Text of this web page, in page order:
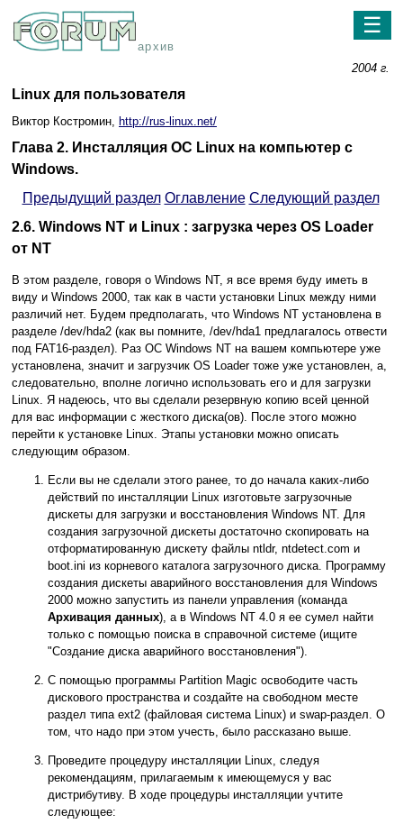
архив
☰
2004 г.
Linux для пользователя
Виктор Костромин, http://rus-linux.net/
Глава 2. Инсталляция ОС Linux на компьютер с
Windows.
Предыдущий раздел Оглавление Следующий раздел
2.6. Windows NT и Linux : загрузка через OS Loader
от NT
В этом разделе, говоря о Windows NT, я все время буду иметь в
виду и Windows 2000, так как в части установки Linux между ними
различий нет. Будем предполагать, что Windows NT установлена в
разделе /dev/hda2 (как вы помните, /dev/hda1 предлагалось отвести
под FAT16-раздел). Раз ОС Windows NT на вашем компьютере уже
установлена, значит и загрузчик OS Loader тоже уже установлен, а,
следовательно, вполне логично использовать его и для загрузки
Linux. Я надеюсь, что вы сделали резервную копию всей ценной
для вас информации с жесткого диска(ов). После этого можно
перейти к установке Linux. Этапы установки можно описать
следующим образом.
Если вы не сделали этого ранее, то до начала каких-либо
действий по инсталляции Linux изготовьте загрузочные
дискеты для загрузки и восстановления Windows NT. Для
создания загрузочной дискеты достаточно скопировать на
отформатированную дискету файлы ntldr, ntdetect.com и
boot.ini из корневого каталога загрузочного диска. Программу
создания дискеты аварийного восстановления для Windows
2000 можно запустить из панели управления (команда
Архивация данных), а в Windows NT 4.0 я ее сумел найти
только с помощью поиска в справочной системе (ищите
"Создание диска аварийного восстановления").
С помощью программы Partition Magic освободите часть
дискового пространства и создайте на свободном месте
раздел типа ext2 (файловая система Linux) и swap-раздел. О
том, что надо при этом учесть, было рассказано выше.
Проведите процедуру инсталляции Linux, следуя
рекомендациям, прилагаемым к имеющемуся у вас
дистрибутиву. В ходе процедуры инсталляции учтите
следующее: